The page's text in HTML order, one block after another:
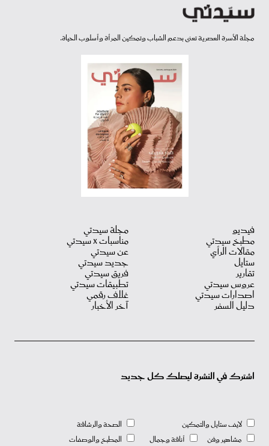
مجلة الأسرة العصرية تعنى بدعم الشباب وتمكين المرأة وأسلوب الحياة.
فيديو
مطبخ سيدتي
مقالات الرأي
ستايل
تقارير
عروس سيدتي
اصدارات سيدتي
دليل السفر
مجلة سيدتي
مناسبات X سيدتي
عن سيدتي
جديد سيدتي
فريق سيدتي
تطبيقات سيدتي
غلاف رقمي
آخر الأخبار
اشترك في النشرة ليصلك كل جديد
لايف ستايل والتمكين
مشاهير وفن
أناقة وجمال
الصحة والرشاقة
المطبخ والوصفات